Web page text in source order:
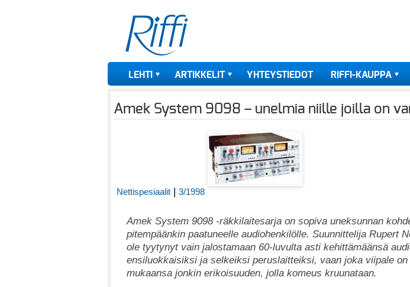
LEHTI ARTIKKELIT YHTEYSTIEDOT RIFFI-KAUPPA
Amek System 9098 – unelmia niille joilla on
Nettispesiaalit | 3/1998
Amek System 9098 -räkkilaitesarja on sopiva uneksunnan
pitempäänkin paatuneelle audiohenkilölle. Suunnittelija Rupert
ole tyytynyt vain jalostamaan 60-luvulta asti kehittämäänsä
ensiluokkaisiksi ja selkeiksi peruslaitteiksi, vaan joka viipale on
mukaansa jonkin erikoisuuden, jolla komeus kruunataan.